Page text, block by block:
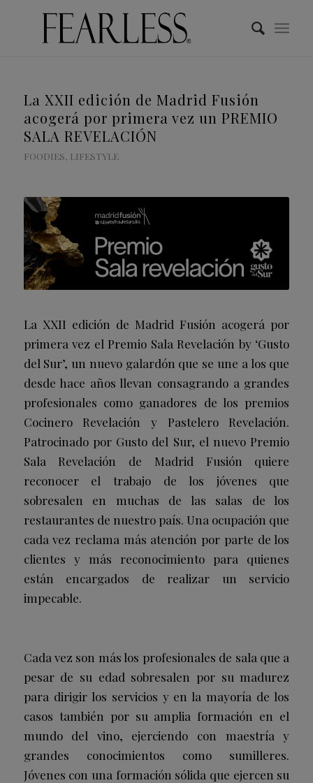
La XXII edición de Madrid Fusión
acogerá por primera vez un PREMIO
SALA REVELACIÓN
FOODIES, LIFESTYLE
La XXII edición de Madrid Fusión acogerá por
primera vez el Premio Sala Revelación by ‘Gusto
del Sur’, un nuevo galardón que se une a los que
desde hace años llevan consagrando a grandes
profesionales como ganadores de los premios
Cocinero Revelación y Pastelero Revelación.
Patrocinado por Gusto del Sur, el nuevo Premio
Sala Revelación de Madrid Fusión quiere
reconocer el trabajo de los jóvenes que
sobresalen en muchas de las salas de los
restaurantes de nuestro país. Una ocupación que
cada vez reclama más atención por parte de los
clientes y más reconocimiento para quienes
están encargados de realizar un servicio
impecable.
Cada vez son más los profesionales de sala que a
pesar de su edad sobresalen por su madurez
para dirigir los servicios y en la mayoría de los
casos también por su amplia formación en el
mundo del vino, ejerciendo con maestría y
grandes conocimientos como sumilleres.
Jóvenes con una formación sólida que ejercen su